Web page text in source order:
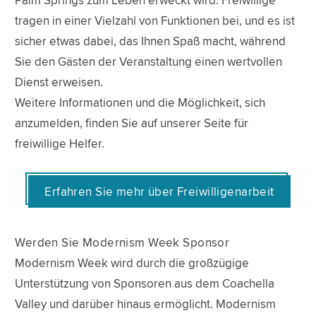
tragen in einer Vielzahl von Funktionen bei, und es ist
sicher etwas dabei, das Ihnen Spaß macht, während
Sie den Gästen der Veranstaltung einen wertvollen
Dienst erweisen.
Weitere Informationen und die Möglichkeit, sich
anzumelden, finden Sie auf unserer Seite für
freiwillige Helfer.
Erfahren Sie mehr über Freiwilligenarbeit
Werden Sie Modernism Week Sponsor
Modernism Week wird durch die großzügige
Unterstützung von Sponsoren aus dem Coachella
Valley und darüber hinaus ermöglicht. Modernism